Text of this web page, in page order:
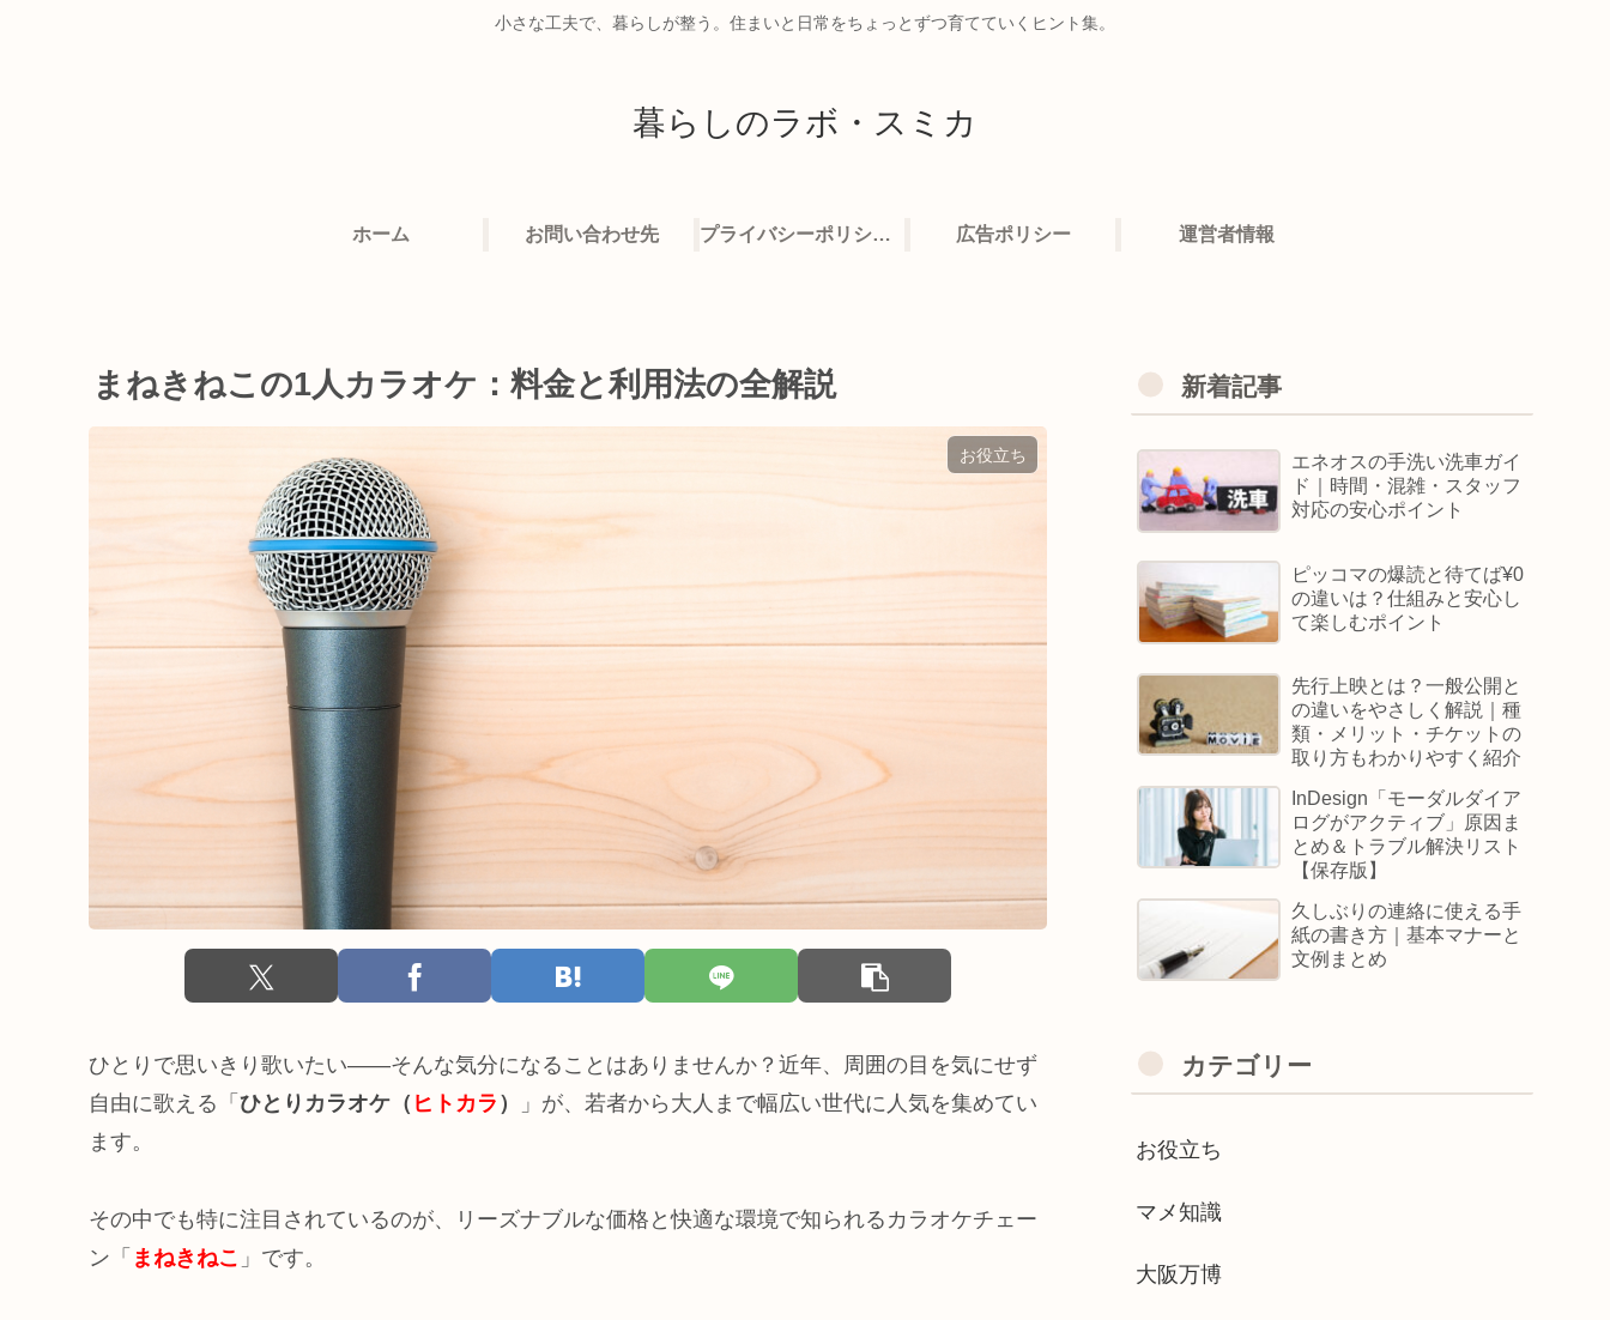
小さな工夫で、暮らしが整う。住まいと日常をちょっとずつ育てていくヒント集。
暮らしのラボ・スミカ
ホーム お問い合わせ先 プライバシーポリシー・免責事項 広告ポリシー 運営者情報
まねきねこの1人カラオケ：料金と利用法の全解説
お役立ち
ひとりで思いきり歌いたい――そんな気分になることはありませんか？近年、周囲の目を気にせず
自由に歌える「 ひとりカラオケ（ ヒトカラ ）
」が、若者から大人まで幅広い世代に人気を集めてい
ます。
その中でも特に注目されているのが、リーズナブルな価格と快適な環境で知られるカラオケチェー
ン「 まねきねこ 」です。
新着記事
エネオスの手洗い洗車ガイ
ド｜時間・混雑・スタッフ
対応の安心ポイント
ピッコマの爆読と待てば¥0
の違いは？仕組みと安心し
て楽しむポイント
先行上映とは？一般公開と
の違いをやさしく解説｜種
類・メリット・チケットの
取り方もわかりやすく紹介
InDesign「モーダルダイア
ログがアクティブ」原因ま
とめ＆トラブル解決リスト
【保存版】
久しぶりの連絡に使える手
紙の書き方｜基本マナーと
文例まとめ
カテゴリー
お役立ち
マメ知識
大阪万博